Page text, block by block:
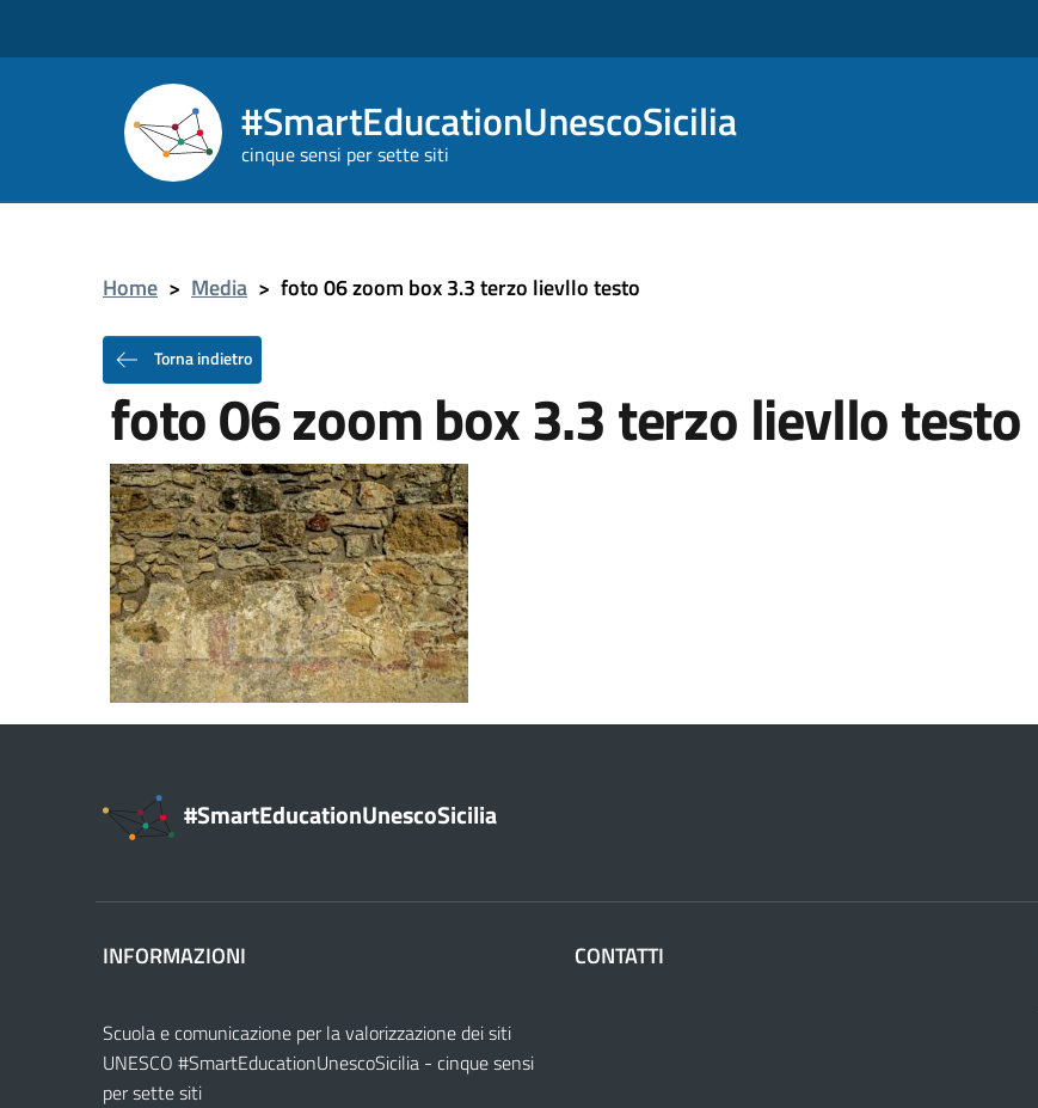
#SmartEducationUnescoSicilia
cinque sensi per sette siti
Home > Media > foto 06 zoom box 3.3 terzo lievllo testo
Torna indietro
foto 06 zoom box 3.3 terzo lievllo testo
#SmartEducationUnescoSicilia
INFORMAZIONI
Scuola e comunicazione per la valorizzazione dei siti
UNESCO #SmartEducationUnescoSicilia - cinque sensi
per sette siti
CONTATTI